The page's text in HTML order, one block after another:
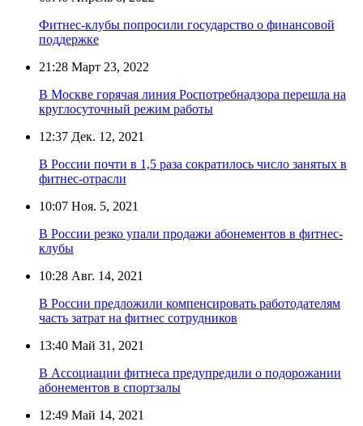
Фитнес-клубы попросили государство о финансовой
поддержке
21:28 Март 23, 2022
В Москве горячая линия Роспотребнадзора перешла на
круглосуточный режим работы
12:37 Дек. 12, 2021
В России почти в 1,5 раза сократилось число занятых в
фитнес-отрасли
10:07 Ноя. 5, 2021
В России резко упали продажи абонементов в фитнес-
клубы
10:28 Авг. 14, 2021
В России предложили компенсировать работодателям
часть затрат на фитнес сотрудников
13:40 Май 31, 2021
В Ассоциации фитнеса предупредили о подорожании
абонементов в спортзалы
12:49 Май 14, 2021